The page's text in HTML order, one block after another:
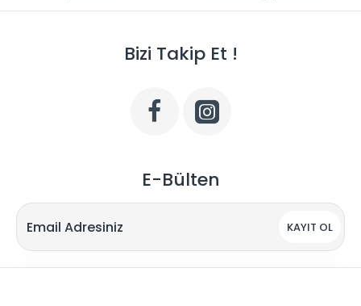
Bizi Takip Et !
E-Bülten
KAYIT OL